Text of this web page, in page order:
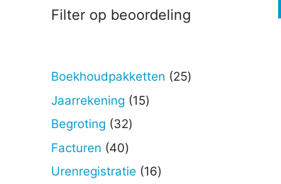
Filter op beoordeling
Boekhoudpakketten 2525
Jaarrekening 1515
Begroting 3232
Facturen 4040
producten
Urenregistratie 1616